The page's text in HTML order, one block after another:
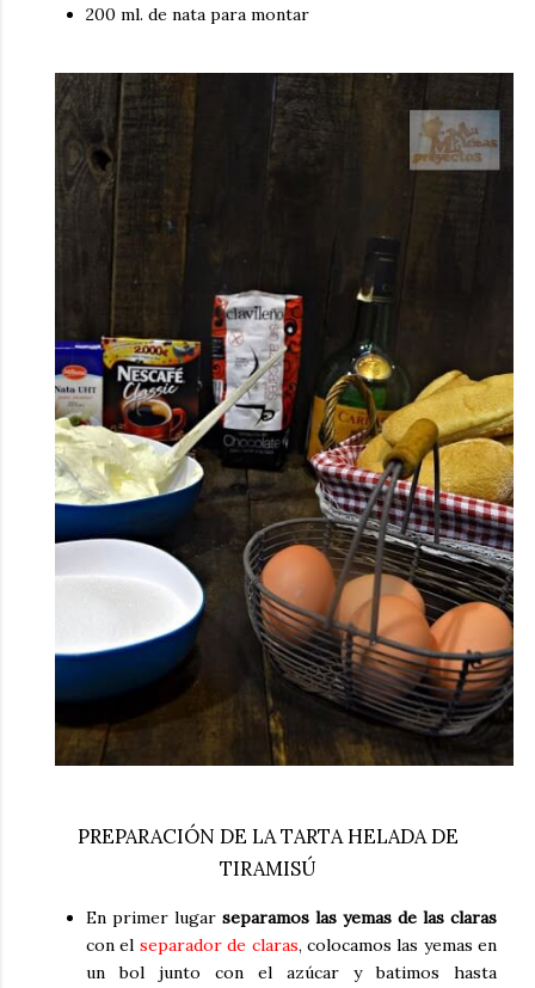
200 ml. de nata para montar
PREPARACIÓN DE LA TARTA HELADA DE
TIRAMISÚ
En primer lugar separamos las yemas de las claras
con el separador de claras, colocamos las yemas en
un bol junto con el azúcar y batimos hasta